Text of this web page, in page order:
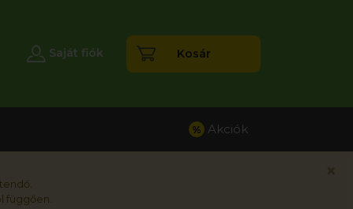
függően.
Saját fiók Kosár
% Akciók